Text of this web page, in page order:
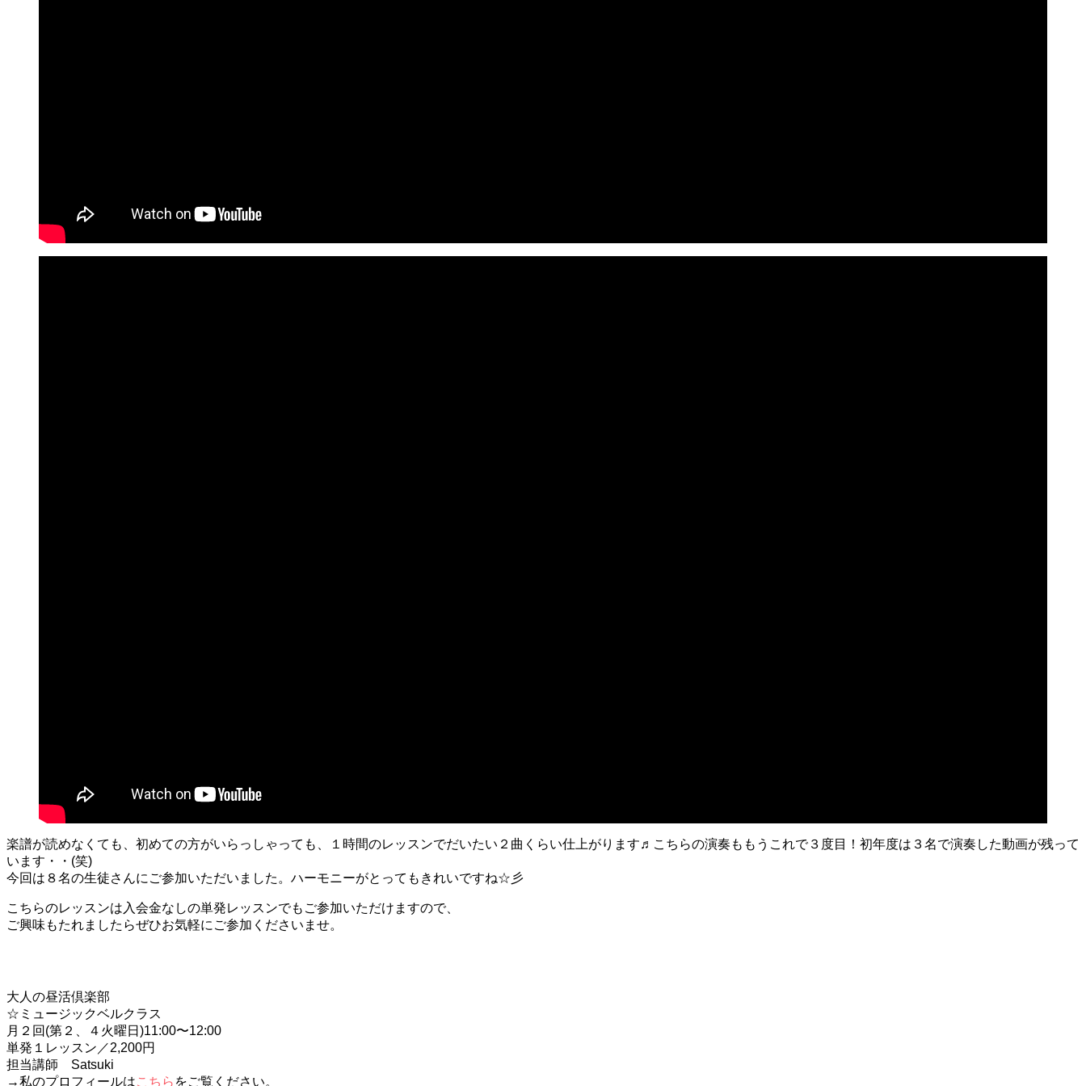
楽譜が読めなくても、初めての方がいらっしゃっても、１時間のレッスンでだいたい２曲くらい仕上がります♬こちらの演奏ももうこれで３度目！初年度は３名で演奏した動画が残って
います・・(笑)
今回は８名の生徒さんにご参加いただいました。ハーモニーがとってもきれいですね☆彡
こちらのレッスンは入会金なしの単発レッスンでもご参加いただけますので、
ご興味もたれましたらぜひお気軽にご参加くださいませ。
大人の昼活倶楽部
☆ミュージックベルクラス
月２回(第２、４火曜日)11:00〜12:00
単発１レッスン／2,200円
担当講師 Satsuki
→私のプロフィールはこちら をご覧ください。